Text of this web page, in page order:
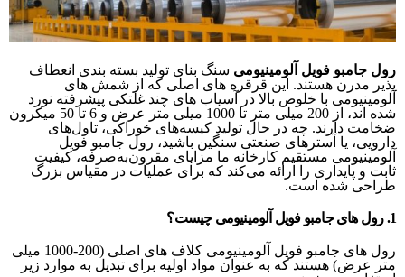
رول جامبو فویل آلومینیومی سنگ بنای تولید بسته بندی انعطاف
پذیر مدرن هستند. این قرقره های اصلی که از شمش های
آلومینیومی با خلوص بالا در آسیاب های چند غلتکی پیشرفته نورد
شده اند، از 200 میلی متر تا 1000 میلی متر عرض و 6 تا 50 میکرون
ضخامت دارند. چه در حال تولید کیسه‌های خوراکی، تاول‌های
دارویی، یا آسترهای صنعتی سنگین باشید، رول جامبو فویل
آلومینیومی مستقیم کارخانه ما مزایای مقرون‌به‌صرفه، کیفیت
ثابت و پایداری را ارائه می‌کند که برای عملیات در مقیاس بزرگ
طراحی شده است.
1. رول های جامبو فویل آلومینیومی چیست؟
رول های جامبو فویل آلومینیومی کلاف های اصلی (200-1000 میلی
متر عرض) هستند که به عنوان مواد اولیه برای تبدیل به موارد زیر